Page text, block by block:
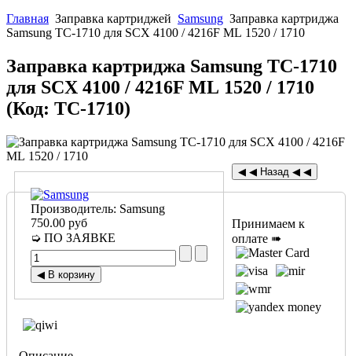
Главная Заправка картриджей Samsung Заправка картриджа
Samsung TC-1710 для SCX 4100 / 4216F ML 1520 / 1710
Заправка картриджа Samsung TC-1710
для SCX 4100 / 4216F ML 1520 / 1710
(Код: TC-1710)
Производитель: Samsung
750.00 руб
➭ ПО ЗАЯВКЕ
Принимаем к
оплате ➠